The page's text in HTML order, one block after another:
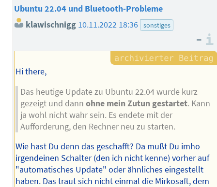
Ubuntu 22.04 und Bluetooth-Probleme
klawischnigg 10.11.2022 18:36 sonstiges
–
Hi there,
Das heutige Update zu Ubuntu 22.04 wurde kurz
gezeigt und dann ohne mein Zutun gestartet. Kann
ja wohl nicht wahr sein. Es endete mit der
Aufforderung, den Rechner neu zu starten.
Wie hast Du denn das geschafft? Da mußt Du imho
irgendeinen Schalter (den ich nicht kenne) vorher auf
"automatisches Update" oder ähnliches eingestellt
haben. Das traut sich nicht einmal die Mirkosaft, dem